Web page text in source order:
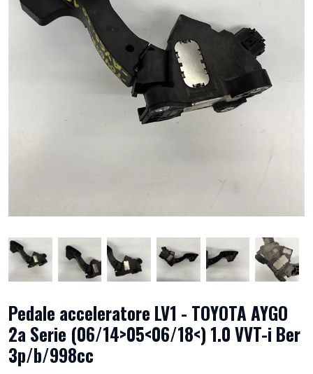
Pedale acceleratore LV1 - TOYOTA AYGO
2a Serie (06/14>05<06/18<) 1.0 VVT-i Ber
3p/b/998cc